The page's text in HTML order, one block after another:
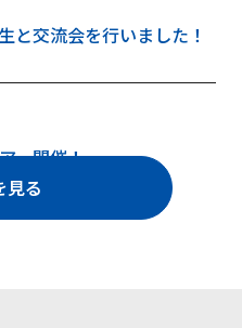
と交流会を行いました！
ー開催！
見る